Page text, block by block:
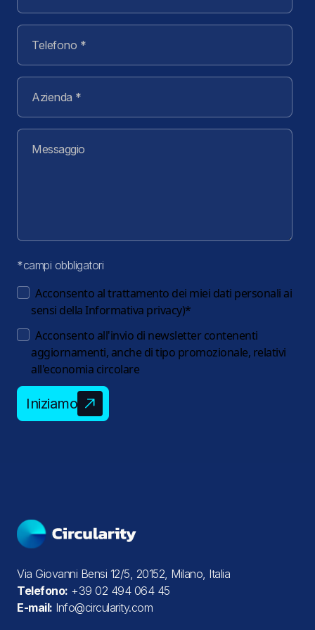
*campi obbligatori
Acconsento al trattamento dei miei dati personali ai
sensi dellaInformativa privacy)*
Acconsento all'invio di newsletter contenenti
aggiornamenti, anche di tipo promozionale, relativi
all'economia circolare
Iniziamo
Via Giovanni Bensi 12/5, 20152, Milano, Italia
Telefono: +39 02 494 064 45
E-mail: Info@circularity.com